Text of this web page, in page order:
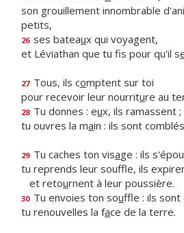
son grouillement innombrable
petits,
26 ses bateaux qui voyagent,
et Léviathan que tu fis pour qu'il s
27 Tous, ils comptent sur toi
pour recevoir leur nourriture au
28 Tu donnes : eux, ils ramassent ;
tu ouvres la main : ils sont
29 Tu caches ton visage : ils
tu reprends leur souffle, ils
et retournent à leur poussière.
30 Tu envoies ton souffle : ils sont
tu renouvelles la face de la terre.